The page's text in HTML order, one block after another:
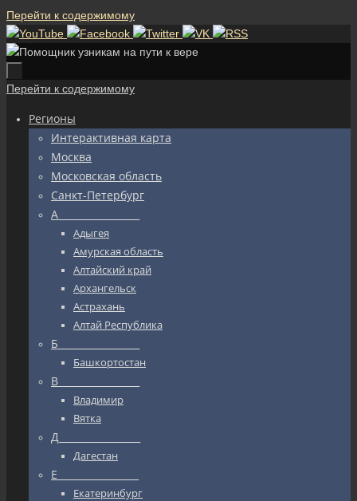
Перейти к содержимому
Перейти к содержимому
Регионы
Интерактивная карта
Москва
Московская область
Санкт-Петербург
А_________________
Адыгея
Амурская область
Алтайский край
Архангельск
Астрахань
Алтай Республика
Б_________________
Башкортостан
В_________________
Владимир
Вятка
Д_________________
Дагестан
Е_________________
Екатеринбург